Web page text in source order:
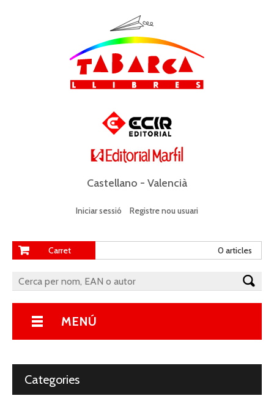
Castellano - Valencià
Iniciar sessió Registre nou usuari
Carret 0 articles
MENÚ
Categories